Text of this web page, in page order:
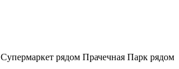
Супермаркет рядом Прачечная Парк рядом